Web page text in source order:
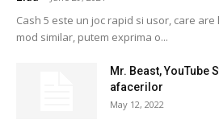
Cash 5 este un joc rapid si usor, care are
mod similar, putem exprima o...
Mr. Beast, YouTube
afacerilor
May 12, 2022